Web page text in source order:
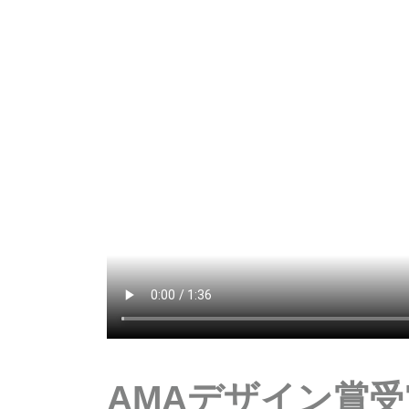
AMAデザイン賞